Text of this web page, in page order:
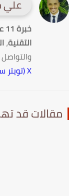
علي
خبرة 11 عامًا في كتابة المقالات
التقنية،
قد